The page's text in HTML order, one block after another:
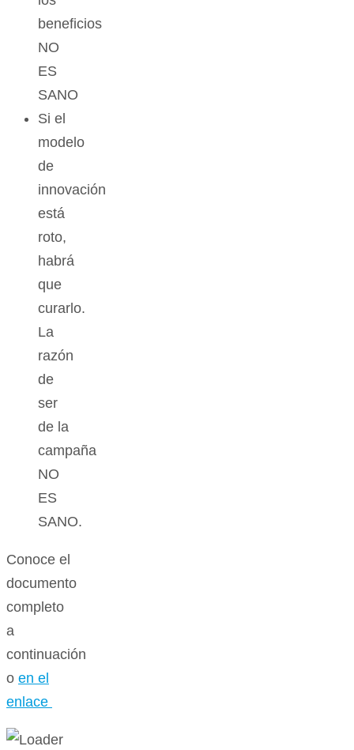
beneficios
NO
ES
SANO
Si el
modelo
de
innovación
está
roto,
habrá
que
curarlo.
La
razón
de
ser
de la
campaña
NO
ES
SANO.
Conoce el
documento
completo
a
continuación
o en el
enlace